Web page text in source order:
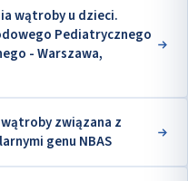
wątroby u dzieci.
Pediatrycznego
- Warszawa,
związana z
genu NBAS